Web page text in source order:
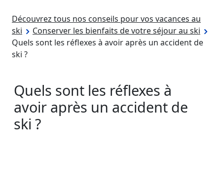
Découvrez tous nos conseils pour vos vacances au
ski
Conserver les bienfaits de votre séjour au ski
Quels sont les réflexes à avoir après un accident de
ski ?
Quels sont les réflexes à
avoir après un accident de
ski ?